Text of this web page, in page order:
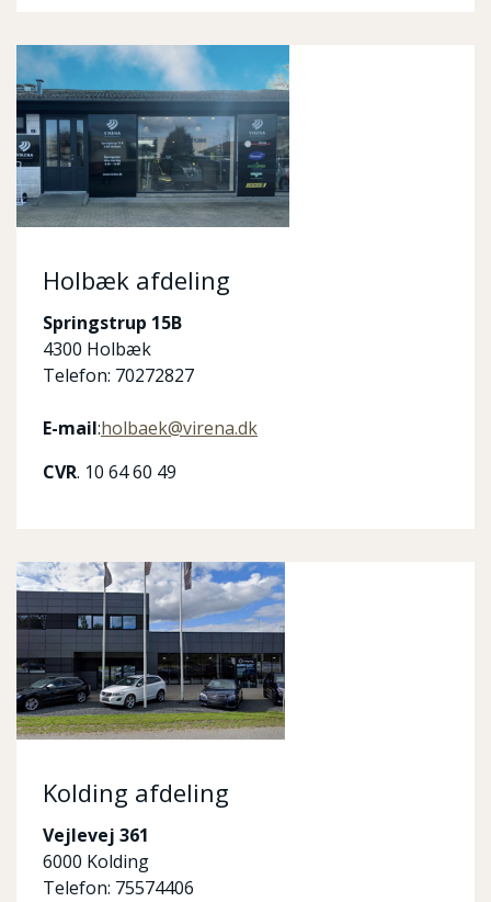
Holbæk afdeling
Springstrup 15B
4300 Holbæk
Telefon: 70272827
E-mail:holbaek@virena.dk
CVR. 10 64 60 49
Kolding afdeling
Vejlevej 361
6000 Kolding
Telefon: 75574406